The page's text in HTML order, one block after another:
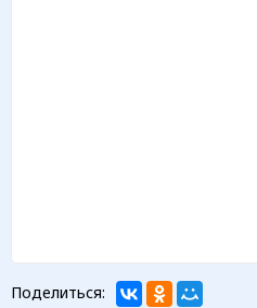
Поделиться: